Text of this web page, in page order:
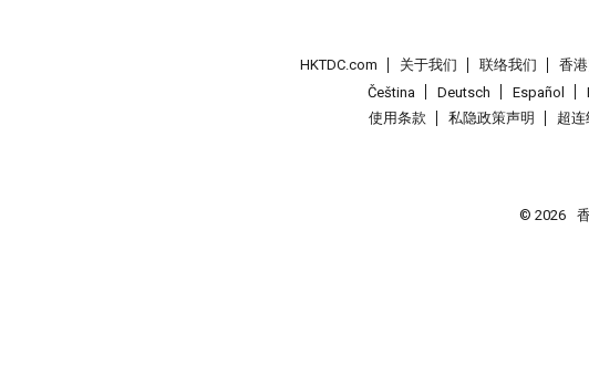
HKTDC.com 关于我们 联络我们 香
Čeština
Deutsch Español
使用条款
私隐政策声明 超连
© 2026